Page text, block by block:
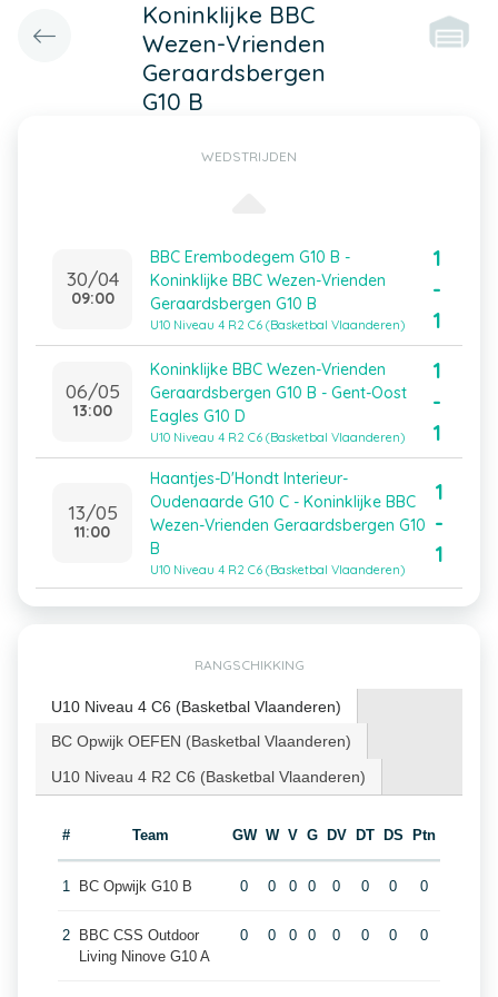
Koninklijke BBC
Wezen-Vrienden
Geraardsbergen
G10 B
WEDSTRIJDEN
30/04
09:00
BBC Erembodegem G10 B -
Koninklijke BBC Wezen-Vrienden
Geraardsbergen G10 B
U10 Niveau 4 R2 C6 (Basketbal Vlaanderen)
1
-
1
06/05
13:00
Koninklijke BBC Wezen-Vrienden
Geraardsbergen G10 B - Gent-Oost
Eagles G10 D
U10 Niveau 4 R2 C6 (Basketbal Vlaanderen)
1
-
1
13/05
11:00
Haantjes-D'Hondt Interieur-
Oudenaarde G10 C - Koninklijke BBC
Wezen-Vrienden Geraardsbergen G10
B
U10 Niveau 4 R2 C6 (Basketbal Vlaanderen)
1
-
1
RANGSCHIKKING
U10 Niveau 4 C6 (Basketbal Vlaanderen)
BC Opwijk OEFEN (Basketbal Vlaanderen)
U10 Niveau 4 R2 C6 (Basketbal Vlaanderen)
# Team GW W V G DV DT DS Ptn
1 BC Opwijk G10 B 0 0 0 0 0 0 0 0
2
BBC CSS Outdoor
Living Ninove G10 A
0 0 0 0 0 0 0 0